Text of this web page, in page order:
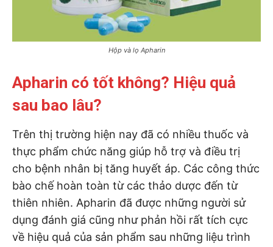
Hộp và lọ Apharin
Apharin có tốt không? Hiệu quả
sau bao lâu?
Trên thị trường hiện nay đã có nhiều thuốc và
thực phẩm chức năng giúp hỗ trợ và điều trị
cho bệnh nhân bị tăng huyết áp. Các công thức
bào chế hoàn toàn từ các thảo dược đến từ
thiên nhiên. Apharin đã được những người sử
dụng đánh giá cũng như phản hồi rất tích cực
về hiệu quả của sản phẩm sau những liệu trình